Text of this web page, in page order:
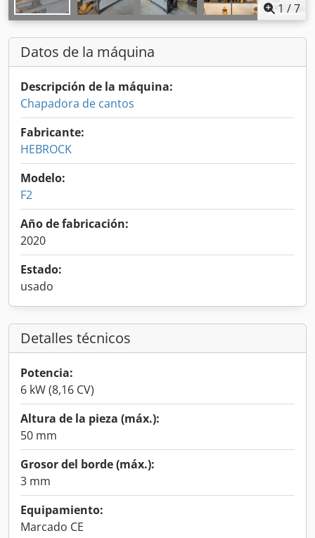
1 /7
Datos de la máquina
Descripción de la máquina:
Chapadora de cantos
Fabricante:
HEBROCK
Modelo:
F2
Año de fabricación:
2020
Estado:
usado
Detalles técnicos
Potencia:
6 kW (8,16 CV)
Altura de la pieza (máx.):
50 mm
Grosor del borde (máx.):
3 mm
Equipamiento:
Marcado CE